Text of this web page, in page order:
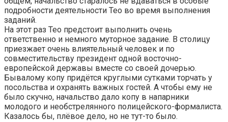
подробности деятельности Тео во время выполнения
заданий.
На этот раз Тео предстоит выполнить очень
ответственно и немного муторное задание. В столицу
приезжает очень влиятельный человек и по
совместительству президент одной восточно-
европейской державы вместе со своей дочерью.
Бывалому копу придётся круглыми сутками торчать у
посольства и охранять важных гостей. А чтобы ему не
было скучно, начальство дало копу в напарники
молодого и необстрелянного полицейского-формалиста.
Казалось бы, плёвое дело, но не тут-то было.